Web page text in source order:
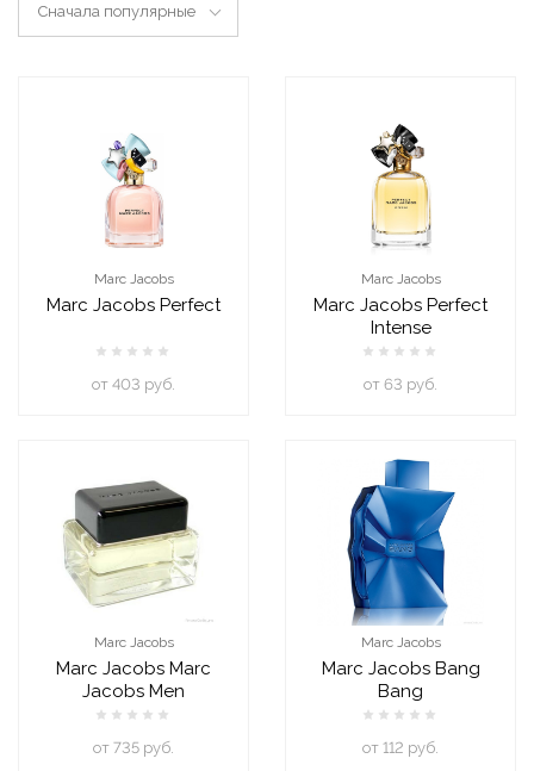
Сначала популярные
Marc Jacobs
Marc Jacobs Perfect
oт 403 руб.
Marc Jacobs
Marc Jacobs Perfect
Intense
oт 63 руб.
Marc Jacobs
Marc Jacobs Marc
Jacobs Men
oт 735 руб.
Marc Jacobs
Marc Jacobs Bang
Bang
oт 112 руб.